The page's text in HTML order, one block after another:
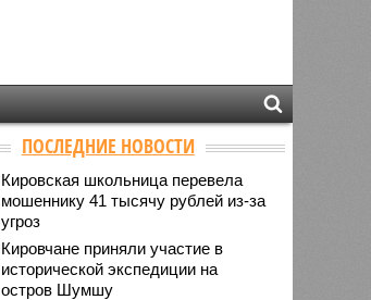
ПОСЛЕДНИЕ НОВОСТИ
Кировская школьница перевела
мошеннику 41 тысячу рублей из-за
угроз
Кировчане приняли участие в
исторической экспедиции на
остров Шумшу